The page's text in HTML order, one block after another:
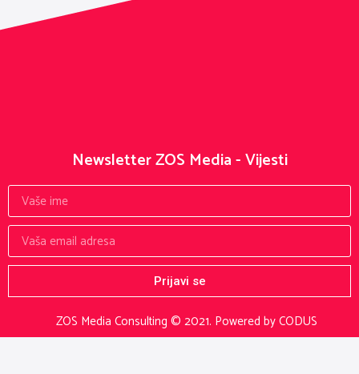
ZOS Media Consulting © 2021. Powered by CODUS
Newsletter ZOS Media - Vijesti
Prijavi se